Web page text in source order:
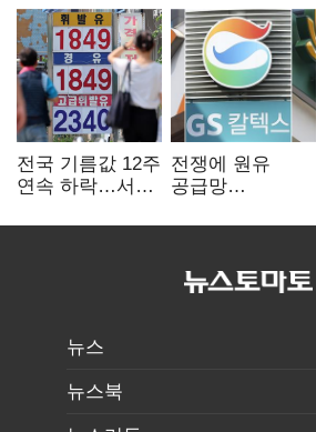
전국 기름값 12주
연속 하락…서울
전쟁에 원유
공급망
정유, 에너지안보
뉴스
뉴스북